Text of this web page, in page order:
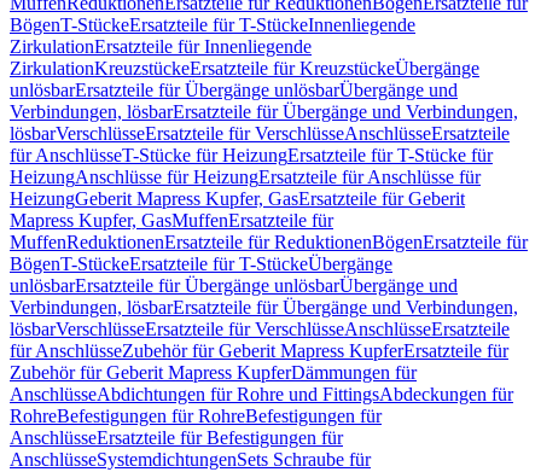
BögenT-StückeErsatzteile für T-StückeInnenliegende
ZirkulationErsatzteile für Innenliegende
ZirkulationKreuzstückeErsatzteile für KreuzstückeÜbergänge
unlösbarErsatzteile für Übergänge unlösbarÜbergänge und
Verbindungen, lösbarErsatzteile für Übergänge und Verbindungen,
lösbarVerschlüsseErsatzteile für VerschlüsseAnschlüsseErsatzteile
für AnschlüsseT-Stücke für HeizungErsatzteile für T-Stücke für
HeizungAnschlüsse für HeizungErsatzteile für Anschlüsse für
HeizungGeberit Mapress Kupfer, GasErsatzteile für Geberit
Mapress Kupfer, GasMuffenErsatzteile für
MuffenReduktionenErsatzteile für ReduktionenBögenErsatzteile für
BögenT-StückeErsatzteile für T-StückeÜbergänge
unlösbarErsatzteile für Übergänge unlösbarÜbergänge und
Verbindungen, lösbarErsatzteile für Übergänge und Verbindungen,
lösbarVerschlüsseErsatzteile für VerschlüsseAnschlüsseErsatzteile
für AnschlüsseZubehör für Geberit Mapress KupferErsatzteile für
Zubehör für Geberit Mapress KupferDämmungen für
AnschlüsseAbdichtungen für Rohre und FittingsAbdeckungen für
RohreBefestigungen für RohreBefestigungen für
AnschlüsseErsatzteile für Befestigungen für
AnschlüsseSystemdichtungenSets Schraube für